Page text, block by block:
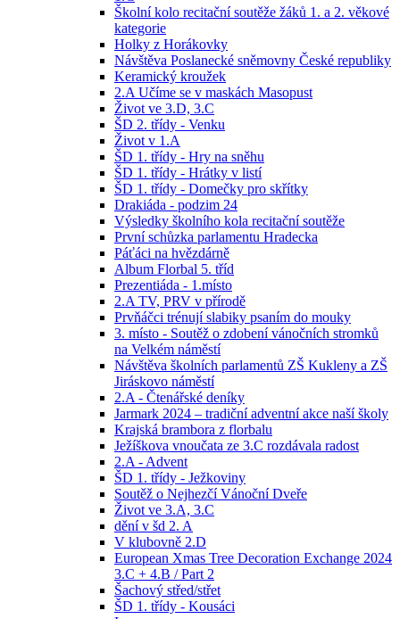
Školní kolo recitační soutěže žáků 1. a 2. věkové
kategorie
Holky z Horákovky
Návštěva Poslanecké sněmovny České republiky
Keramický kroužek
2.A Učíme se v maskách Masopust
Život ve 3.D, 3.C
ŠD 2. třídy - Venku
Život v 1.A
ŠD 1. třídy - Hry na sněhu
ŠD 1. třídy - Hrátky v listí
ŠD 1. třídy - Domečky pro skřítky
Drakiáda - podzim 24
Výsledky školního kola recitační soutěže
První schůzka parlamentu Hradecka
Páťáci na hvězdárně
Album Florbal 5. tříd
Prezentiáda - 1.místo
2.A TV, PRV v přírodě
Prvňáčci trénují slabiky psaním do mouky
3. místo - Soutěž o zdobení vánočních stromků
na Velkém náměstí
Návštěva školních parlamentů ZŠ Kukleny a ZŠ
Jiráskovo náměstí
2.A - Čtenářské deníky
Jarmark 2024 – tradiční adventní akce naší školy
Krajská brambora z florbalu
Ježíškova vnoučata ze 3.C rozdávala radost
2.A - Advent
ŠD 1. třídy - Ježkoviny
Soutěž o Nejhezčí Vánoční Dveře
Život ve 3.A, 3.C
dění v šd 2. A
V klubovně 2.D
European Xmas Tree Decoration Exchange 2024
3.C + 4.B / Part 2
Šachový střed/střet
ŠD 1. třídy - Kousáci